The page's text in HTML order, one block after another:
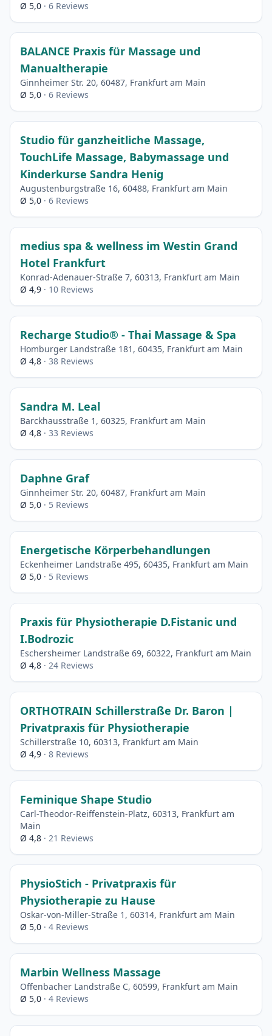
Ø 5,0 · 6 Reviews
BALANCE Praxis für Massage und
Manualtherapie
Ginnheimer Str. 20, 60487, Frankfurt am Main
Ø 5,0 · 6 Reviews
Studio für ganzheitliche Massage,
TouchLife Massage, Babymassage und
Kinderkurse Sandra Henig
Augustenburgstraße 16, 60488, Frankfurt am Main
Ø 5,0 · 6 Reviews
medius spa & wellness im Westin Grand
Hotel Frankfurt
Konrad-Adenauer-Straße 7, 60313, Frankfurt am Main
Ø 4,9 · 10 Reviews
Recharge Studio® - Thai Massage & Spa
Homburger Landstraße 181, 60435, Frankfurt am Main
Ø 4,8 · 38 Reviews
Sandra M. Leal
Barckhausstraße 1, 60325, Frankfurt am Main
Ø 4,8 · 33 Reviews
Daphne Graf
Ginnheimer Str. 20, 60487, Frankfurt am Main
Ø 5,0 · 5 Reviews
Energetische Körperbehandlungen
Eckenheimer Landstraße 495, 60435, Frankfurt am Main
Ø 5,0 · 5 Reviews
Praxis für Physiotherapie D.Fistanic und
I.Bodrozic
Eschersheimer Landstraße 69, 60322, Frankfurt am Main
Ø 4,8 · 24 Reviews
ORTHOTRAIN Schillerstraße Dr. Baron |
Privatpraxis für Physiotherapie
Schillerstraße 10, 60313, Frankfurt am Main
Ø 4,9 · 8 Reviews
Feminique Shape Studio
Carl-Theodor-Reiffenstein-Platz, 60313, Frankfurt am
Main
Ø 4,8 · 21 Reviews
PhysioStich - Privatpraxis für
Physiotherapie zu Hause
Oskar-von-Miller-Straße 1, 60314, Frankfurt am Main
Ø 5,0 · 4 Reviews
Marbin Wellness Massage
Offenbacher Landstraße C, 60599, Frankfurt am Main
Ø 5,0 · 4 Reviews